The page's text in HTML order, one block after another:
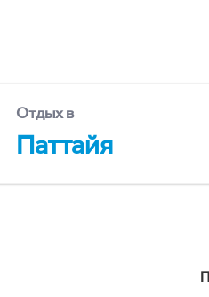
Отдых в
Паттайя